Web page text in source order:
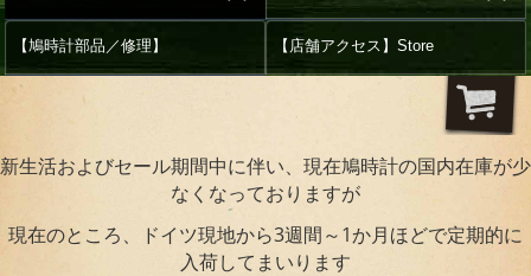
【鳩時計部品／修理】 【店舗アクセス】Store
新生活およびセール期間中に伴い、現在鳩時計の国内在庫が少
なくなっておりますが
現在のところ、ドイツ現地から3週間～1か月ほどで定期的に
入荷してまいります